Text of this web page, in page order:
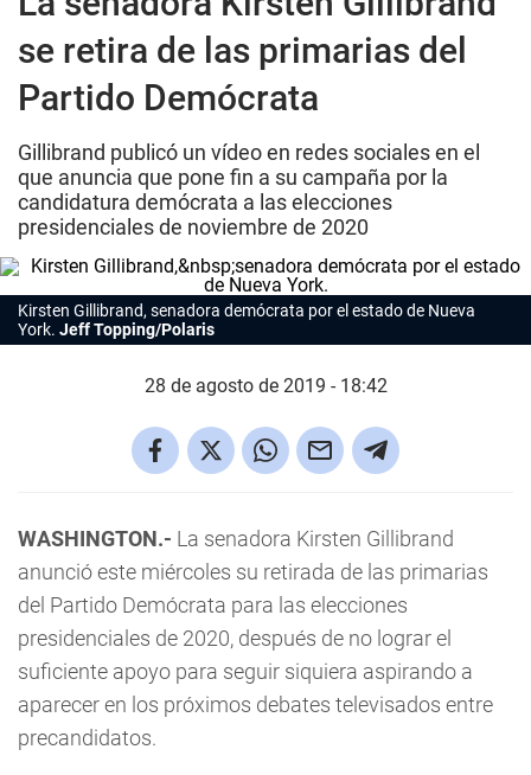
se retira de las primarias del
Partido Demócrata
Gillibrand publicó un vídeo en redes sociales en el
que anuncia que pone fin a su campaña por la
candidatura demócrata a las elecciones
presidenciales de noviembre de 2020
Kirsten Gillibrand, senadora demócrata por el estado de Nueva
York. Jeff Topping/Polaris
28 de agosto de 2019 - 18:42
WASHINGTON.- La senadora Kirsten Gillibrand
anunció este miércoles su retirada de las primarias
del Partido Demócrata para las elecciones
presidenciales de 2020, después de no lograr el
suficiente apoyo para seguir siquiera aspirando a
aparecer en los próximos debates televisados entre
precandidatos.